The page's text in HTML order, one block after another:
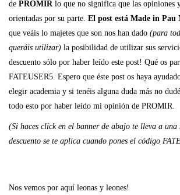
de PROMIRlo que no significa que las opiniones
orientadas por su parte. El post está Made in Pau
que veáis lo majetes que son nos han dado (para
queráis utilizar) la posibilidad de utilizar sus
descuento sólo por haber leído este post! Qué os
FATEUSER5. Espero que éste post os haya
elegir academia y si tenéis alguna duda más no
todo esto por haber leído mi opinión de PROMIR.
(Si haces click en el banner de abajo te lleva a una
descuento se te aplica cuando pones el código
Nos vemos por aquí leonas y leones!